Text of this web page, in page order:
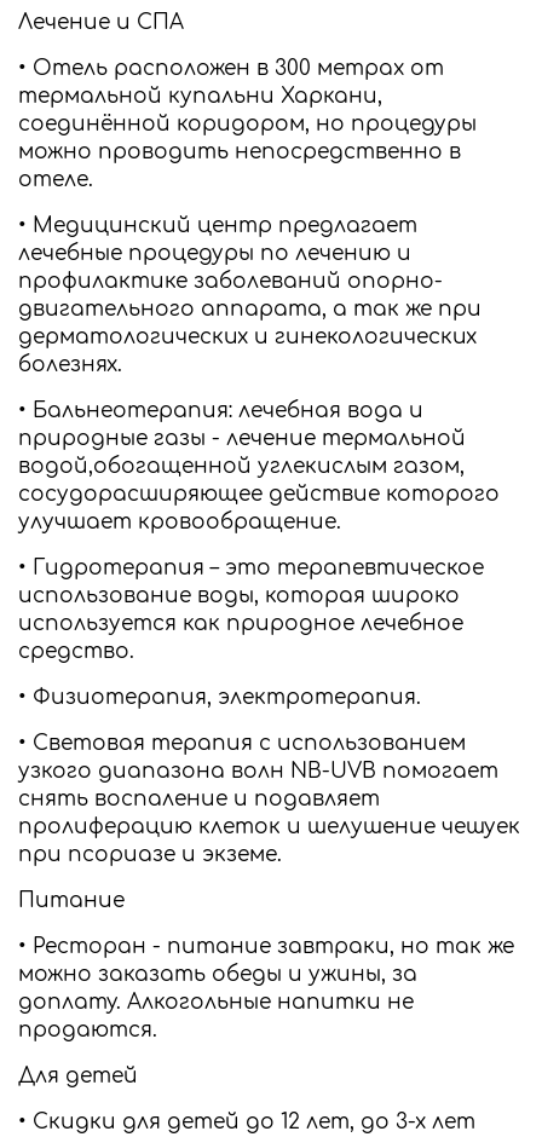
Лечение и СПА
• Отель расположен в 300 метрах от
термальной купальни Харкани,
cоединённой коридором, но процедуры
можно проводить непосредственно в
отеле.
• Медицинский центр предлагает
лечебные процедуры по лечению и
профилактике заболеваний опорно-
двигательного аппарата, а так же при
дерматологических и гинекологических
болезнях.
• Бальнеотерапия: лечебная вода и
природные газы - лечение термальной
водой,обогащенной углекислым газом,
сосудорасширяющее действие которого
улучшает кровообращение.
• Гидротерапия – это терапевтическое
использование воды, которая широко
используется как природное лечебное
средство.
• Физиотерапия, электротерапия.
• Световая терапия с использованием
узкого диапазона волн NB-UVB помогает
снять воспаление и подавляет
пролиферацию клеток и шелушение чешуек
при псориазе и экземе.
Питание
• Ресторан - питание завтраки, но так же
можно заказать обеды и ужины, за
доплату. Алкогольные напитки не
продаются.
Для детей
• Скидки для детей до 12 лет, до 3-х лет